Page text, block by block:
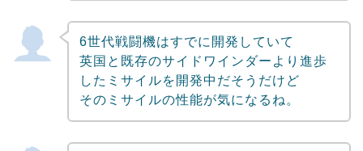
6世代戦闘機はすでに開発していて
英国と既存のサイドワインダーより進歩
したミサイルを開発中だそうだけど
そのミサイルの性能が気になるね。